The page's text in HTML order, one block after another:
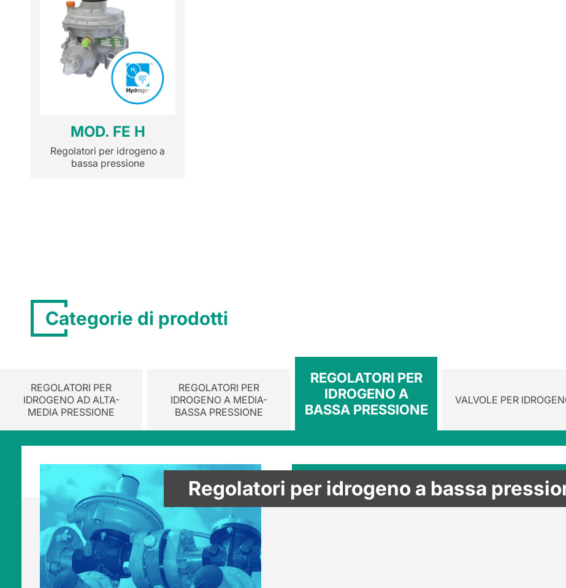
MOD. FE H
Regolatori per idrogeno a
bassa pressione
Categorie di prodotti
REGOLATORI PER
IDROGENO AD ALTA-
MEDIA PRESSIONE
REGOLATORI PER
IDROGENO A MEDIA-
BASSA PRESSIONE
REGOLATORI PER
IDROGENO A
BASSA PRESSIONE
VALVOLE PER
Regolatori per idrogeno a bassaVisita la categoria